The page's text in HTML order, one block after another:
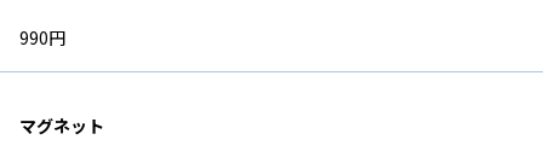
990円
マグネット